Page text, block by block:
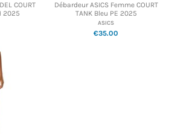
COURT
2025
Débardeur ASICS Femme COURT
TANK Bleu PE 2025
ASICS
€35.00